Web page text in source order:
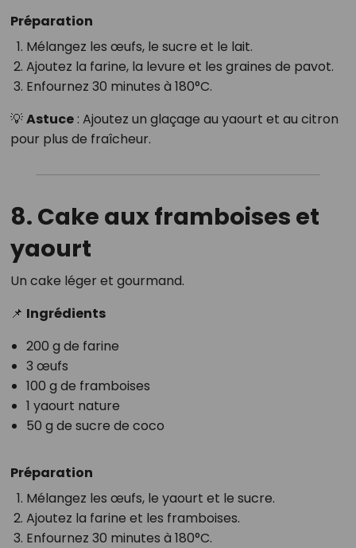
Préparation
Mélangez les œufs, le sucre et le lait.
Ajoutez la farine, la levure et les graines de pavot.
Enfournez 30 minutes à 180°C.
💡Astuce: Ajoutez un glaçage au yaourt et au citron
pour plus de fraîcheur.
8. Cake aux framboises et
yaourt
Un cake léger et gourmand.
📌 Ingrédients
200 g de farine
3 œufs
100 g de framboises
1 yaourt nature
50 g de sucre de coco
Préparation
Mélangez les œufs, le yaourt et le sucre.
Ajoutez la farine et les framboises.
Enfournez 30 minutes à 180°C.